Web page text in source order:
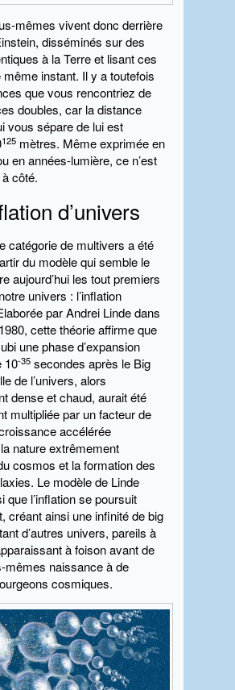
mêmes vivent donc derrière
disséminés sur des
à la Terre et lisant ces
même instant. Il y a toutefois
que vous rencontriez de
doubles, car la distance
vous sépare de lui est
125 mètres. Même exprimée en
en années-lumière, ce n’est
côté.
d’univers
catégorie de multivers a été
du modèle qui semble le
aujourd’hui les tout premiers
univers : l’inflation
par Andrei Linde dans
cette théorie affirme que
une phase d’expansion
10-35 secondes après le Big
de l’univers, alors
dense et chaud, aurait été
multipliée par un facteur de
accélérée
nature extrêmement
cosmos et la formation des
Le modèle de Linde
que l’inflation se poursuit
créant ainsi une infinité de big
d’autres univers, pareils à
à foison avant de
mêmes naissance à de
cosmiques.